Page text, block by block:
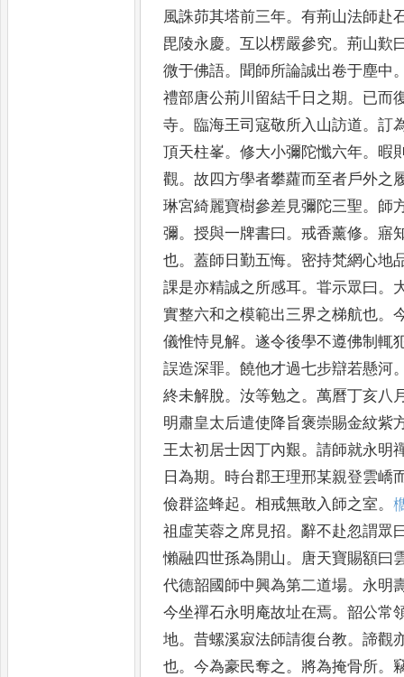
風誅茆其塔前三年。有荊山法師赴
毘陵永慶。互以楞嚴參究。荊山歎
微于佛語。 聞師所論誠出卷于塵中
禮部唐公荊川留結千 日之期。 已而
寺。 臨海王司寇敬所入山訪道。訂
頂天柱峯。修大小彌陀懺六年。 暇
觀。故四方學者攀蘿而至者戶外之
琳宮綺麗寶樹參差見彌 陀三聖。 師
彌。授與一牌書曰 。戒香薰修。寤
也。蓋師 日勤五悔。 密持梵網心地
課是亦精誠之所感耳。甞示眾曰 。
實整六和之模範出三界之梯航也。
儀惟恃見解。遂令後學不遵佛制輒
誤造深罪。饒他才過七步辯若懸河
終未解脫。汝等勉之。萬曆丁亥八
明肅皇太后遣使降旨褒崇賜金紋紫
王太初居士因丁內艱。請師就永明
日為期。 時台郡王理邢某親登雲嶠
儉群盜蜂起。相戒無敢入師之室。
祖虛芙蓉之席見招。辭不赴忽謂眾
懶融四世孫為開山。 唐天寶賜額曰
代德韶國師中興為第二道場。 永明
今坐禪石永明庵故址在焉。韶公常
地。昔螺溪寂法師請復台教。諦觀
也。今為豪民奪之。 將為掩骨所。